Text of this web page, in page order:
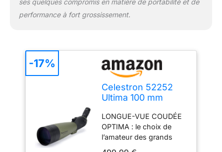
des marques de
également d'une garantie
de deux ans
ses quelques compromis en matière de portabilité et de
performance à fort grossissement.
Celestron 52252
Ultima 100 mm
Degrees, Green
LONGUE-VUE COUDÉE
OPTIMA : le choix de
l’amateur des grands
-17%